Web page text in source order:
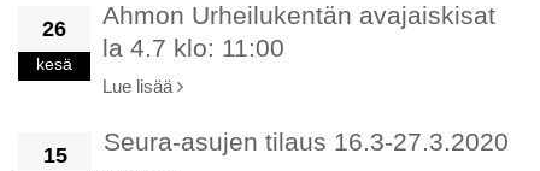
26
kesä
Ahmon Urheilukentän avajaiskisat
la 4.7 klo: 11:00
Lue lisää
15 Seura-asujen tilaus 16.3-27.3.2020